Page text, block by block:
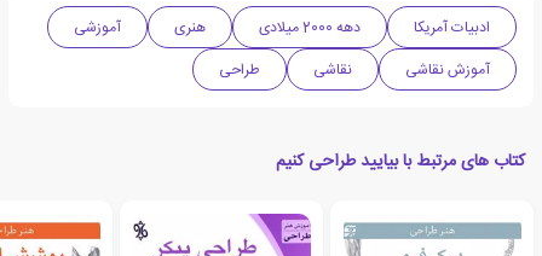
ادبیات آمریکا دهه 2000 میلادی هنری
آموزشی
آموزش نقاشی
نقاشی طراحی
کتاب های مرتبط با بیایید طراحی کنیم